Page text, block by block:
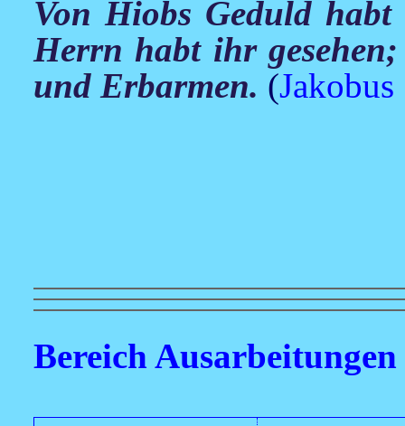
Von Hiobs Geduld
Herrn habt ihr
und Erbarmen. (Jakobus
Bereich Ausarbeitungen